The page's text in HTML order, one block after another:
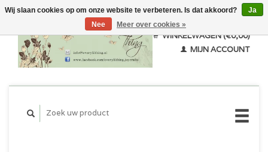
WINKELWAGEN (€0,00)
MIJN ACCOUNT
Wij slaan cookies op om onze website te verbeteren. Is dat akkoord?
Ja
Nee
Meer over cookies »